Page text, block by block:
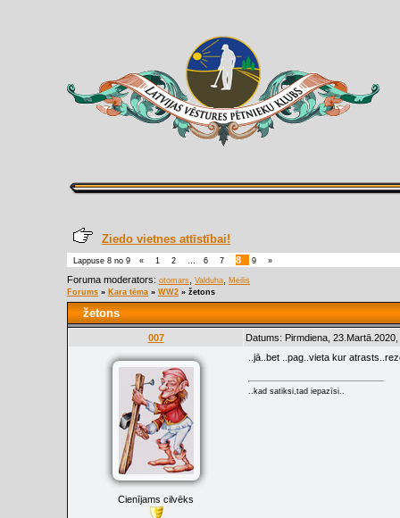
Ziedo vietnes attīstībai!
Lappuse 8 no 9 « 1 2 … 6 7 8 9 »
Foruma moderators: otomars Valduha
Meilis
Forums » Kara tēma » WW2 » žetons
žetons
007 Datums: Pirmdiena,
Cienījams cilvēks
..jā..bet ..pag..vieta kur
..kad satiksi,tad iepazīsi..